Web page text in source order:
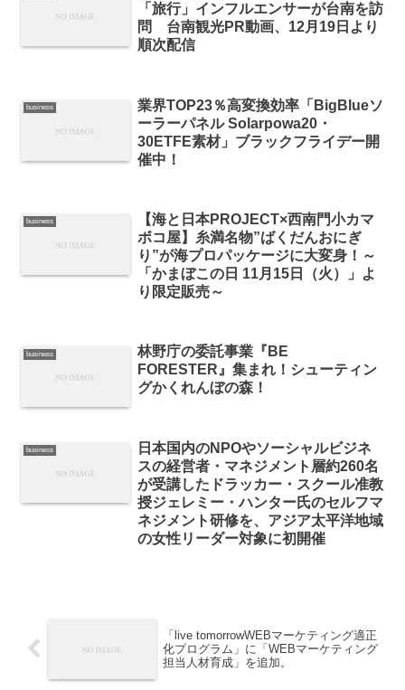
「旅行」インフルエンサーが台南を訪
問 台南観光PR動画、12月19日より
順次配信
business
業界TOP23％高変換効率「BigBlueソ
ーラーパネル Solarpowa20・
30ETFE素材」ブラックフライデー開
催中！
business
【海と日本PROJECT×西南門小カマ
ボコ屋】糸満名物”ばくだんおにぎ
り”が海プロパッケージに大変身！～
「かまぼこの日 11月15日（火）」よ
り限定販売～
business
林野庁の委託事業『BE
FORESTER』集まれ！シューティン
グかくれんぼの森！
business
日本国内のNPOやソーシャルビジネ
スの経営者・マネジメント層約260名
が受講したドラッカー・スクール准教
授ジェレミー・ハンター氏のセルフマ
ネジメント研修を、アジア太平洋地域
の女性リーダー対象に初開催
「live tomorrowWEBマーケティング適正
化プログラム」に「WEBマーケティング
担当人材育成」を追加。